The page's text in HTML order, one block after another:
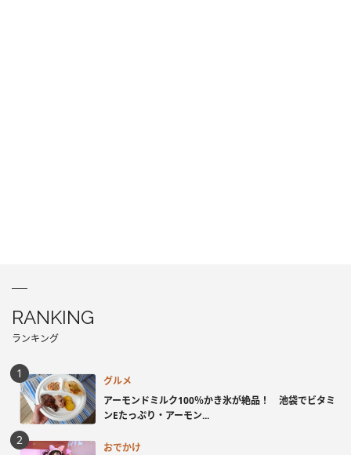
RANKING
ランキング
グルメ
アーモンドミルク100％かき氷が絶品！ 池袋でビタミ
ンEたっぷり・アーモン...
おでかけ